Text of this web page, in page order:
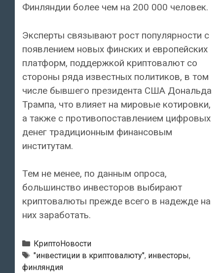
Финляндии более чем на 200 000 человек.
Эксперты связывают рост популярности с
появлением новых финских и европейских
платформ, поддержкой криптовалют со
стороны ряда известных политиков, в том
числе бывшего президента США Дональда
Трампа, что влияет на мировые котировки,
а также с противопоставлением цифровых
денег традиционным финансовым
институтам.
Тем не менее, по данным опроса,
большинство инвесторов выбирают
криптовалюты прежде всего в надежде на
них заработать.
Рубрики
КриптоНовости
Тэги
"инвестиции в криптовалюту", инвесторы,
финляндия